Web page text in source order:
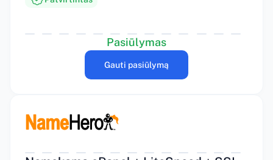
Pasiūlymas
Gauti pasiūlymą